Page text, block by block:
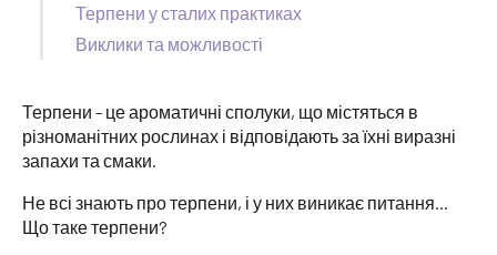
Терпени у сталих практиках
Виклики та можливості
Терпени - це ароматичні сполуки, що містяться в
різноманітних рослинах і відповідають за їхні виразні
запахи та смаки.
Не всі знають про терпени, і у них виникає питання...
Що таке терпени?